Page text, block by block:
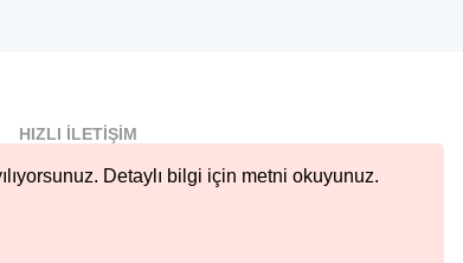
Detaylı bilgi için metni okuyunuz.
HIZLI İLETIŞIM